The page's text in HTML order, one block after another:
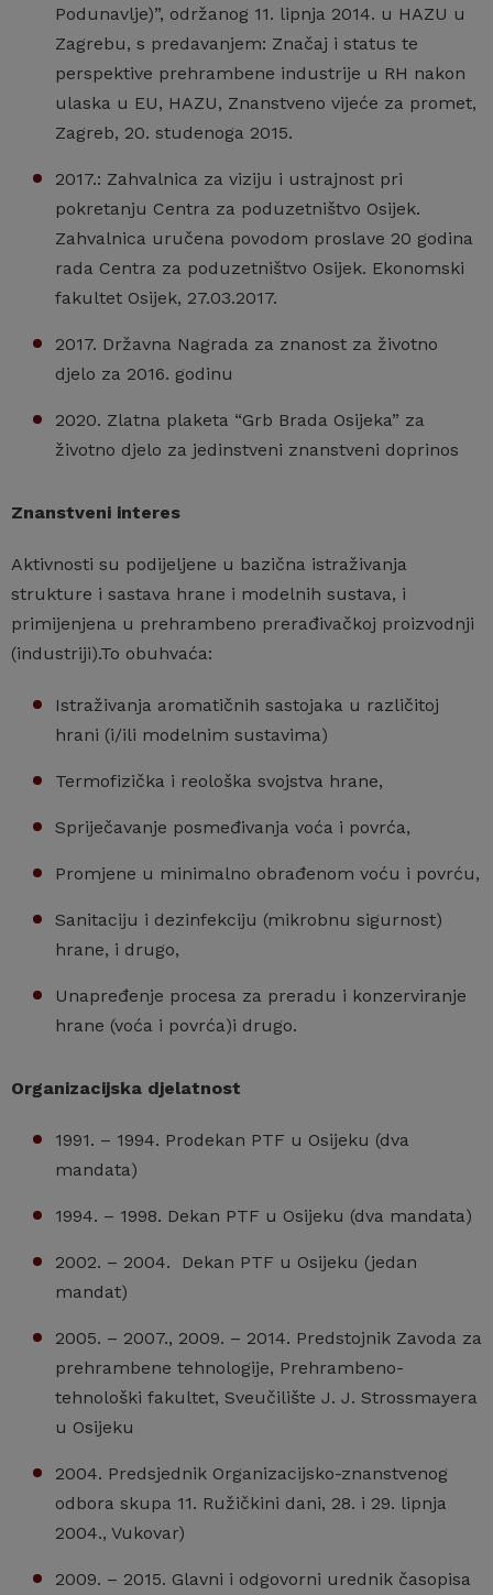
Podunavlje)”, održanog 11. lipnja 2014. u HAZU u
Zagrebu, s predavanjem: Značaj i status te
perspektive prehrambene industrije u RH nakon
ulaska u EU, HAZU, Znanstveno vijeće za promet,
Zagreb, 20. studenoga 2015.
2017.: Zahvalnica za viziju i ustrajnost pri
pokretanju Centra za poduzetništvo Osijek.
Zahvalnica uručena povodom proslave 20 godina
rada Centra za poduzetništvo Osijek. Ekonomski
fakultet Osijek, 27.03.2017.
2017. Državna Nagrada za znanost za životno
djelo za 2016. godinu
2020. Zlatna plaketa “Grb Brada Osijeka” za
životno djelo za jedinstveni znanstveni doprinos
Znanstveni interes
Aktivnosti su podijeljene u bazična istraživanja
strukture i sastava hrane i modelnih sustava, i
primijenjena u prehrambeno prerađivačkoj proizvodnji
(industriji).To obuhvaća:
Istraživanja aromatičnih sastojaka u različitoj
hrani (i/ili modelnim sustavima)
Termofizička i reološka svojstva hrane,
Spriječavanje posmeđivanja voća i povrća,
Promjene u minimalno obrađenom voću i povrću,
Sanitaciju i dezinfekciju (mikrobnu sigurnost)
hrane, i drugo,
Unapređenje procesa za preradu i konzerviranje
hrane (voća i povrća)i drugo.
Organizacijska djelatnost
1991. – 1994. Prodekan PTF u Osijeku (dva
mandata)
1994. – 1998. Dekan PTF u Osijeku (dva mandata)
2002. – 2004. Dekan PTF u Osijeku (jedan
mandat)
2005. – 2007., 2009. – 2014. Predstojnik Zavoda za
prehrambene tehnologije, Prehrambeno-
tehnološki fakultet, Sveučilište J. J. Strossmayera
u Osijeku
2004. Predsjednik Organizacijsko-znanstvenog
odbora skupa 11. Ružičkini dani, 28. i 29. lipnja
2004., Vukovar)
2009. – 2015. Glavni i odgovorni urednik časopisa